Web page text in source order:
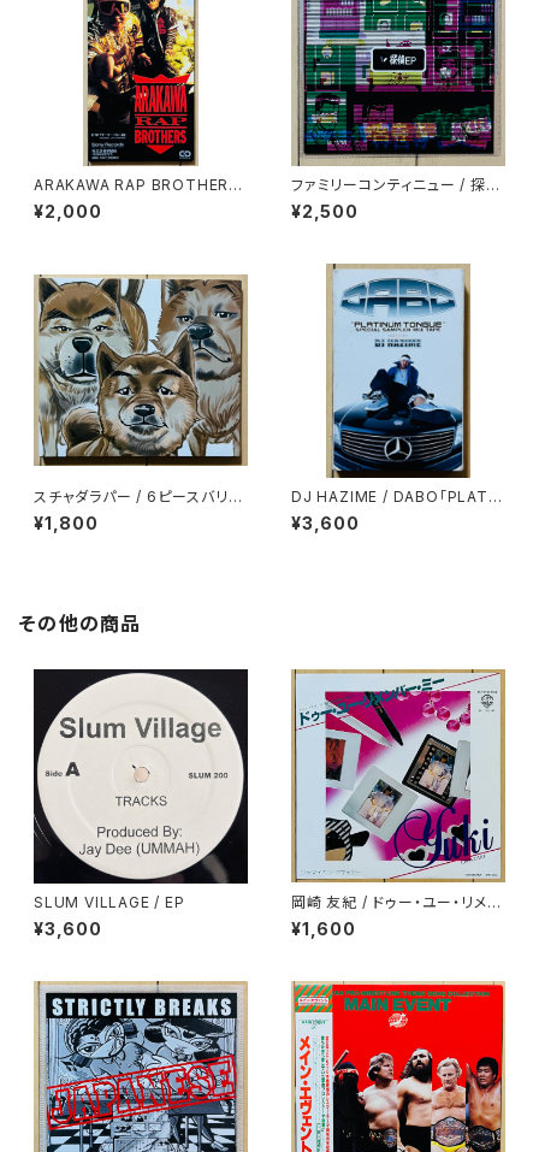
ARAKAWA RAP BROTHERS
/ アナーキー・イン・AK
¥2,000
ファミリーコンティニュー / 探偵
EP
¥2,500
スチャダラパー / 6ピースバリュ
ーパック
¥1,800
DJ HAZIME / DABO「PLATIN
UM TONGUE」SPECIAL SA
MPLER MIXTAPE
¥3,600
その他の商品
SLUM VILLAGE / EP
¥3,600
岡崎 友紀 / ドゥー・ユー・リメン
バー・ミー
¥1,600